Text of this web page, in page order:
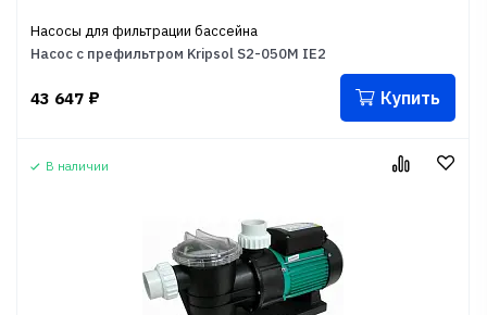
Насосы для фильтрации бассейна
Насос с префильтром Kripsol S2-050M IE2
43 647 ₽ Купить
В наличии